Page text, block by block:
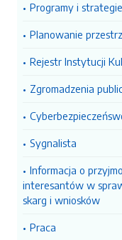
Programy i strategie
Planowanie
Rejestr Instytucji
Zgromadzenia
Sygnalista
Informacja o
interesantów w
skarg i wniosków
Praca